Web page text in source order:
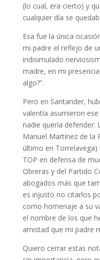
(lo cual, era cierto) y
cualquier día se
Esa fue la única
mi padre el reflejo de
indisimulado
madre, en mi
algo?”.
Pero en Santander,
valentía asumieron
nadie quería defender:
Manuel Martínez de la
último en
TOP en defensa de
Obreras y del Partido
abogados más que
es injusto no citarlos
como homenaje a su
el nombre de los que
amistad que mi padre
Quiero cerrar estas